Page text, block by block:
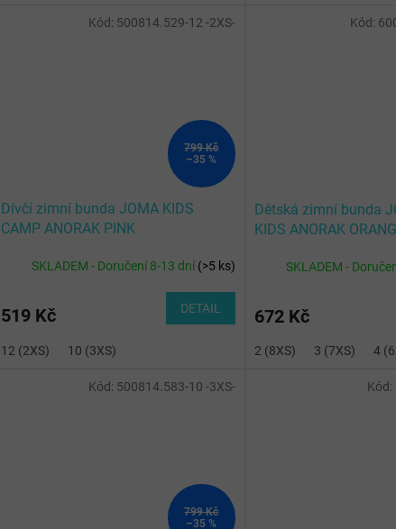
799 Kč
–35 %
Dívčí zimní bunda JOMA KIDS
CAMP ANORAK PINK
SKLADEM - Doručení 8-13 dní(>5 ks)
519 Kč DETAIL
12 (2XS) 10 (3XS)
Kód: 500814.529-12 -2XS-
Dětská zimní bunda
KIDS ANORAK
SKLADEM -
672 Kč
2 (8XS) 3 (7XS) 4
Kód:
799 Kč
–35 %
Kód: 500814.583-10 -3XS- Kód: